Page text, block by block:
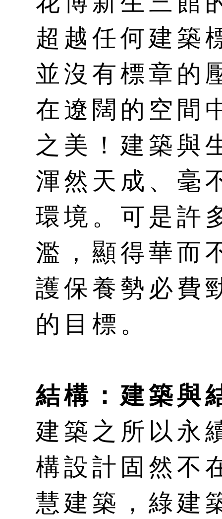
超越任何建築
並沒有標章的
在遼闊的空間
之美！建築與
渾然天成、毫
環境。可是許
濫，顯得華而
護保養勢必費
的目標。
結構：建築與
建築之所以永
構設計固然不
慧建築，綠建